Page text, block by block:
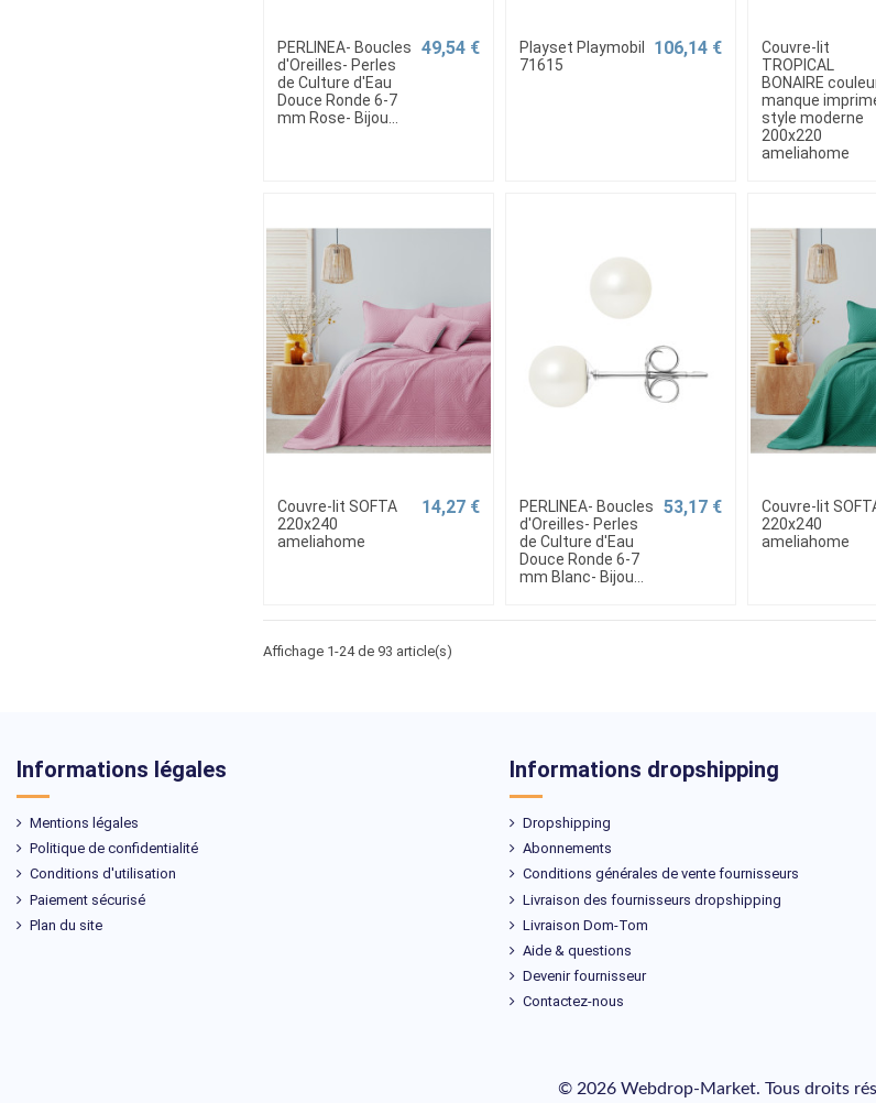
PERLINEA- Boucles
d'Oreilles- Perles
de Culture d'Eau
Douce Ronde 6-7
mm Rose- Bijou...
49,54 €
Playset Playmobil
71615
106,14 €
Couvre-lit
TROPICAL
BONAIRE
manque
style moderne
200x220
ameliahome
Couvre-lit SOFTA
220x240
ameliahome
14,27 €
PERLINEA- Boucles
d'Oreilles- Perles
de Culture d'Eau
Douce Ronde 6-7
mm Blanc- Bijou...
53,17 €
Couvre-lit
220x240
ameliahome
Affichage 1-24 de 93 article(s)
Informations légales
Mentions légales
Politique de confidentialité
Conditions d'utilisation
Paiement sécurisé
Plan du site
Informations dropshipping
Dropshipping
Abonnements
Conditions générales de vente fournisseurs
Livraison des fournisseurs dropshipping
Livraison Dom-Tom
Aide & questions
Devenir fournisseur
Contactez-nous
© 2026 Webdrop-Market. Tous droits